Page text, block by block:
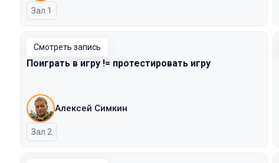
Зал 1
Смотреть запись
Поиграть в игру != протестировать игру
Алексей Симкин
Зал 2